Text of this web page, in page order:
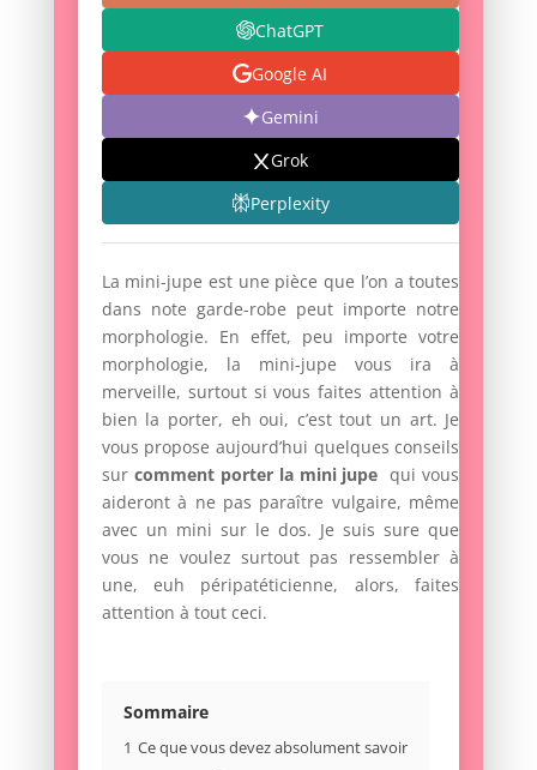
ChatGPT
Google AI
Gemini
Grok
Perplexity
La mini-jupe est une pièce que l’on a toutes
dans note garde-robe peut importe notre
morphologie. En effet, peu importe votre
morphologie, la mini-jupe vous ira à
merveille, surtout si vous faites attention à
bien la porter, eh oui, c’est tout un art. Je
vous propose aujourd’hui quelques conseils
sur comment porter la mini jupe qui vous
aideront à ne pas paraître vulgaire, même
avec un mini sur le dos. Je suis sure que
vous ne voulez surtout pas ressembler à
une, euh péripatéticienne, alors, faites
attention à tout ceci.
Sommaire
1 Ce que vous devez absolument savoir